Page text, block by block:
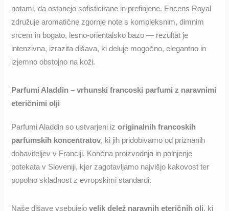
notami, da ostanejo sofisticirane in prefinjene. Encens Royal
združuje aromatične zgornje note s kompleksnim, dimnim
srcem in bogato, lesno-orientalsko bazo — rezultat je
intenzivna, izrazita dišava, ki deluje mogočno, elegantno in
izjemno obstojno na koži.
Parfumi Aladdin – vrhunski francoski parfumi z naravnimi
eteričnimi olji
Parfumi Aladdin so ustvarjeni izoriginalnih francoskih
parfumskih koncentratov, ki jih pridobivamo od priznanih
dobaviteljev v Franciji. Končna proizvodnja in polnjenje
potekata v Sloveniji, kjer zagotavljamo najvišjo kakovost ter
popolno skladnost z evropskimi standardi.
Naše dišave vsebujejovelik delež naravnih eteričnih olj, ki